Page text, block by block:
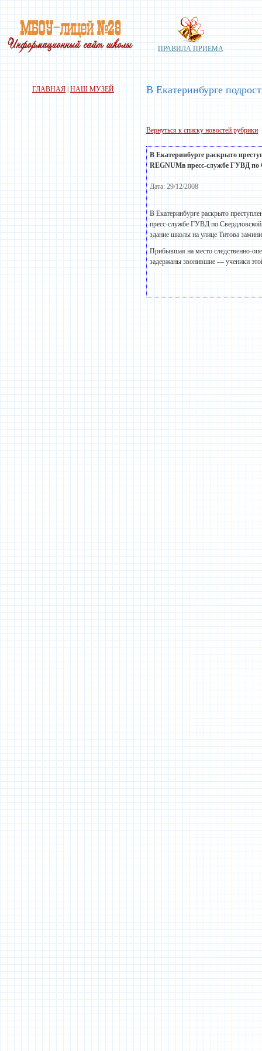
ПРАВИЛА ПРИЕМА
ГЛАВНАЯ НАШ МУЗЕЙ В Екатеринбурге
Вернуться к списку новостей рубрики
В Екатеринбурге раскрыто
REGNUMв пресс-службе ГУВД по
Дата: 29/12/2008
В Екатеринбурге раскрыто
пресс-службе ГУВД по
здание школы на улице Титова
Прибывшая на место следственно-
задержаны звонившие — ученики